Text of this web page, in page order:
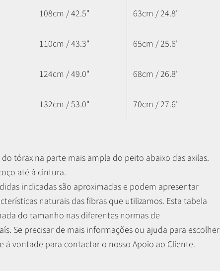
108cm / 42.5" 63cm / 24.8"
110cm / 43.3" 65cm / 25.6"
124cm / 49.0" 68cm / 26.8"
132cm / 53.0" 70cm / 27.6"
tórax na parte mais ampla do peito abaixo das axilas.
até à cintura.
indicadas são aproximadas e podem apresentar
naturais das fibras que utilizamos. Esta tabela
do tamanho nas diferentes normas de
Se precisar de mais informações ou ajuda para escolher
à vontade para contactar o nosso Apoio ao Cliente.